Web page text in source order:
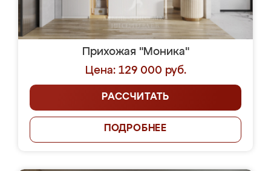
Прихожая "Моника"
Цена: 129 000 руб.
РАССЧИТАТЬ
ПОДРОБНЕЕ